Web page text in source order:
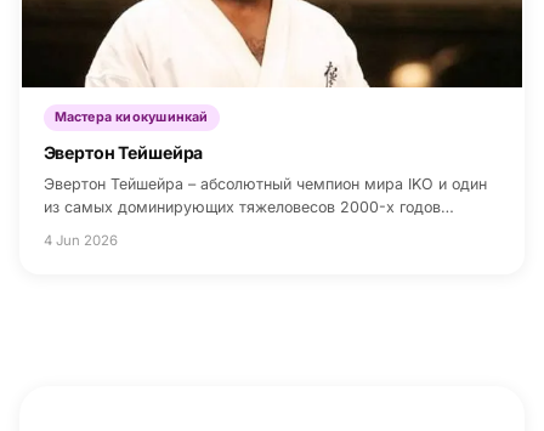
Мастера киокушинкай
Эвертон Тейшейра
Эвертон Тейшейра – абсолютный чемпион мира IKO и один
из самых доминирующих тяжеловесов 2000-х годов…
4 Jun 2026